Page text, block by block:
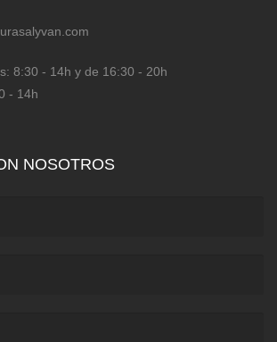
8:30 - 14h y de 16:30 - 20h
- 14h
NOSOTROS